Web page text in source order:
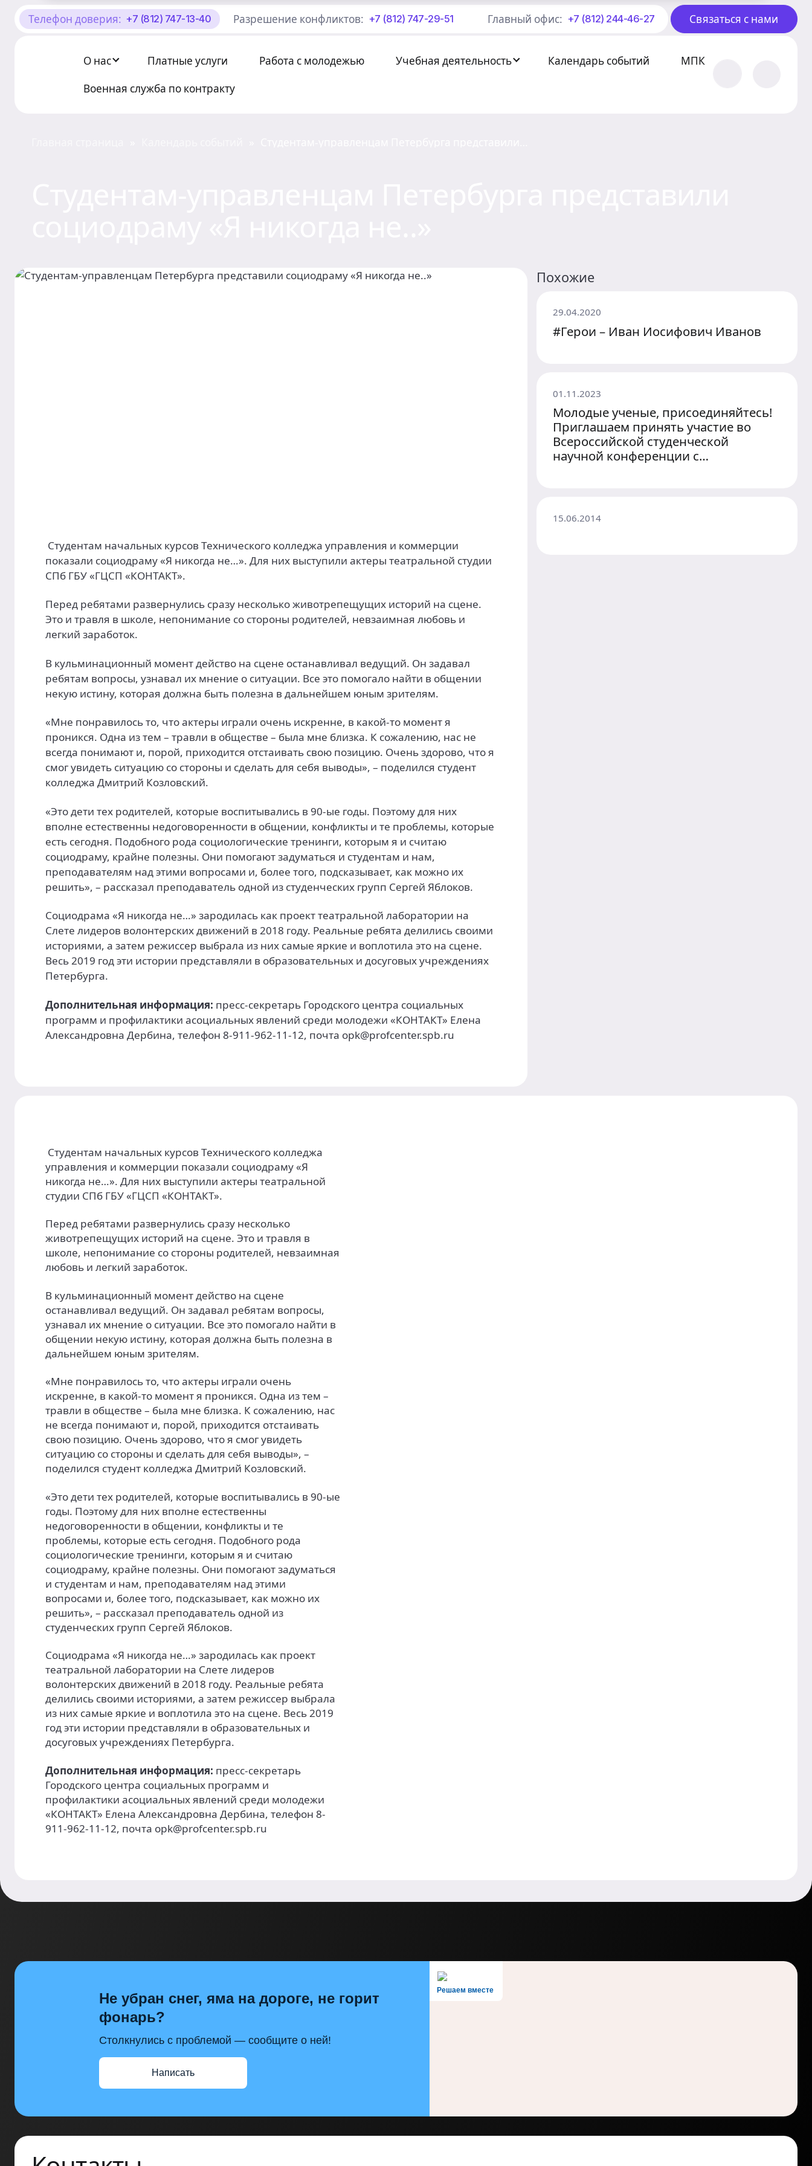
Телефон доверия: +7 (812) 747-13-40 Разрешение конфликтов: +7 (812) 747-29-51 Главный офис: +7 (812) 244-46-27 Связаться с нами
О нас Платные услуги Работа с молодежью Учебная деятельность Календарь событий
МПК
Военная служба по контракту
Студентам начальных курсов Технического колледжа управления и коммерции
показали социодраму «Я никогда не…». Для них выступили актеры театральной студии
СПб ГБУ «ГЦСП «КОНТАКТ».
Перед ребятами развернулись сразу несколько животрепещущих историй на сцене.
Это и травля в школе, непонимание со стороны родителей, невзаимная любовь и
легкий заработок.
В кульминационный момент действо на сцене останавливал ведущий. Он задавал
ребятам вопросы, узнавал их мнение о ситуации. Все это помогало найти в общении
некую истину, которая должна быть полезна в дальнейшем юным зрителям.
«Мне понравилось то, что актеры играли очень искренне, в какой-то момент я
проникся. Одна из тем – травли в обществе – была мне близка. К сожалению, нас не
всегда понимают и, порой, приходится отстаивать свою позицию. Очень здорово, что я
смог увидеть ситуацию со стороны и сделать для себя выводы», – поделился студент
колледжа Дмитрий Козловский.
«Это дети тех родителей, которые воспитывались в 90-ые годы. Поэтому для них
вполне естественны недоговоренности в общении, конфликты и те проблемы, которые
есть сегодня. Подобного рода социологические тренинги, которым я и считаю
социодраму, крайне полезны. Они помогают задуматься и студентам и нам,
преподавателям над этими вопросами и, более того, подсказывает, как можно их
решить», – рассказал преподаватель одной из студенческих групп Сергей Яблоков.
Социодрама «Я никогда не…» зародилась как проект театральной лаборатории на
Слете лидеров волонтерских движений в 2018 году. Реальные ребята делились своими
историями, а затем режиссер выбрала из них самые яркие и воплотила это на сцене.
Весь 2019 год эти истории представляли в образовательных и досуговых учреждениях
Петербурга.
Дополнительная информация: пресс-секретарь Городского центра социальных
программ и профилактики асоциальных явлений среди молодежи «КОНТАКТ» Елена
Александровна Дербина, телефон 8-911-962-11-12, почта opk@profcenter.spb.ru
Похожие
29.04.2020
#Герои – Иван Иосифович Иванов
01.11.2023
Молодые ученые, присоединяйтесь!
Приглашаем принять участие во
Всероссийской студенческой
научной конференции с
15.06.2014
Студентам начальных курсов Технического колледжа
управления и коммерции показали социодраму «Я
никогда не…». Для них выступили актеры театральной
студии СПб ГБУ «ГЦСП «КОНТАКТ».
Перед ребятами развернулись сразу несколько
животрепещущих историй на сцене. Это и травля в
школе, непонимание со стороны родителей, невзаимная
любовь и легкий заработок.
В кульминационный момент действо на сцене
останавливал ведущий. Он задавал ребятам вопросы,
узнавал их мнение о ситуации. Все это помогало найти в
общении некую истину, которая должна быть полезна в
дальнейшем юным зрителям.
«Мне понравилось то, что актеры играли очень
искренне, в какой-то момент я проникся. Одна из тем –
травли в обществе – была мне близка. К сожалению, нас
не всегда понимают и, порой, приходится отстаивать
свою позицию. Очень здорово, что я смог увидеть
ситуацию со стороны и сделать для себя выводы», –
поделился студент колледжа Дмитрий Козловский.
«Это дети тех родителей, которые воспитывались в 90-ые
годы. Поэтому для них вполне естественны
недоговоренности в общении, конфликты и те
проблемы, которые есть сегодня. Подобного рода
социологические тренинги, которым я и считаю
социодраму, крайне полезны. Они помогают задуматься
и студентам и нам, преподавателям над этими
вопросами и, более того, подсказывает, как можно их
решить», – рассказал преподаватель одной из
студенческих групп Сергей Яблоков.
Социодрама «Я никогда не…» зародилась как проект
театральной лаборатории на Слете лидеров
волонтерских движений в 2018 году. Реальные ребята
делились своими историями, а затем режиссер выбрала
из них самые яркие и воплотила это на сцене. Весь 2019
год эти истории представляли в образовательных и
досуговых учреждениях Петербурга.
Дополнительная информация: пресс-секретарь
Городского центра социальных программ и
профилактики асоциальных явлений среди молодежи
«КОНТАКТ» Елена Александровна Дербина, телефон 8-
911-962-11-12, почта opk@profcenter.spb.ru
Решаем вместе
Не убран снег, яма на дороге, не горит
фонарь?
Столкнулись с проблемой — сообщите о ней!
Написать
О Центре «КОНТАКТ»